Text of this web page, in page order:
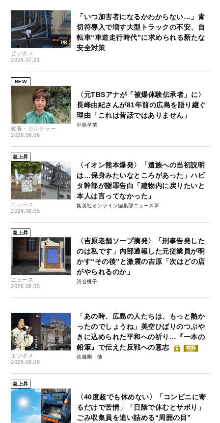
ビジネス
2026.07.21
「いつ加害者になるかわからない…」青
切符導入で増す大型トラックの不安、自
転車“車道走行時代”に求められる新たな
安全対策
NEW
教養・カルチャー
2026.08.06
〈元TBSアナが「被爆体験伝承者」に〉
長峰由紀さんが81年前の広島を語り継ぐ
理由「これは昔話ではありません」
中島早苗
急上昇
ニュース
2026.08.05
〈イオン熊本爆発〉「遺族への当初説明
は…保身みたいなところがあった」ハビ
タ幹部が謝罪告白「建物内に戻りたいと
本人は言ってなかった」
集英社オンライン編集部ニュース班
急上昇
ニュース
2026.08.05
〈吉原老舗ソープ摘発〉「刑事告発した
のは私です」内部通報した元従業員が明
かす“その後”と激震の吉原「次はどの店
がやられるのか」
河合桃子
エンタメ
2025.08.06
「あの時、広島の人たちは、もっと熱か
ったのでしょうね」美空ひばりのつぶや
きに込められた平和への祈り…『一本の
鉛筆』で伝えた反戦への意志
有料
佐藤剛
急上昇
〈40度超でも休めない〉「コンビニに寄
るだけで苦情」「日陰で休むとサボり」
ごみ収集員を追い詰める“周囲の目”